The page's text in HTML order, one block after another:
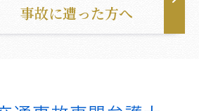
事故に遭った方へ